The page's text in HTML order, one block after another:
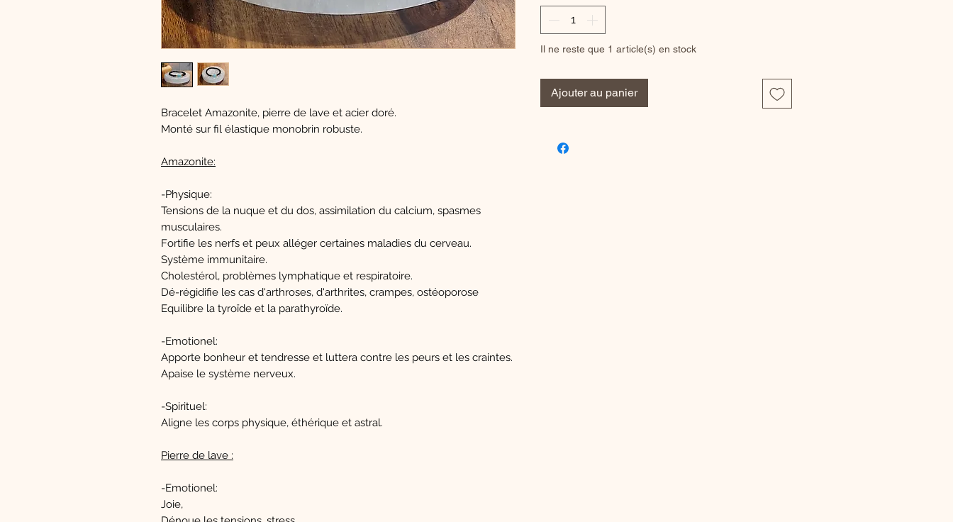
Bracelet Amazonite, pierre de lave et acier doré.
Monté sur fil élastique monobrin robuste.
Amazonite:
-Physique:
Tensions de la nuque et du dos, assimilation du calcium, spasmes
musculaires.
Fortifie les nerfs et peux alléger certaines maladies du cerveau.
Système immunitaire.
Cholestérol, problèmes lymphatique et respiratoire.
Dé-régidifie les cas d'arthroses, d'arthrites, crampes, ostéoporose
Equilibre la tyroïde et la parathyroïde.
-Emotionel:
Apporte bonheur et tendresse et luttera contre les peurs et les craintes.
Apaise le système nerveux.
-Spirituel:
Aligne les corps physique, éthérique et astral.
Pierre de lave :
-Emotionel:
Joie,
Il ne reste que 1 article(s) en stock
Ajouter au panier